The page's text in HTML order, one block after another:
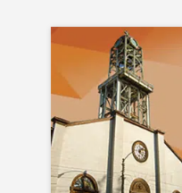
contenido